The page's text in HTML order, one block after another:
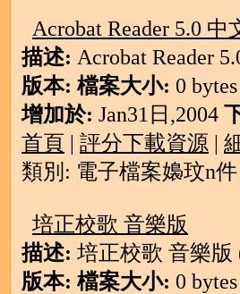
Acrobat Reader 5.0 中
描述: Acrobat Reader
版本: 檔案大小: 0 bytes
增加於: Jan31日,2004
首頁 | 評分下載資源 |
類別: 電子檔案嬝玟n件
培正校歌 音樂版
描述: 培正校歌 音樂版
版本: 檔案大小: 0 bytes